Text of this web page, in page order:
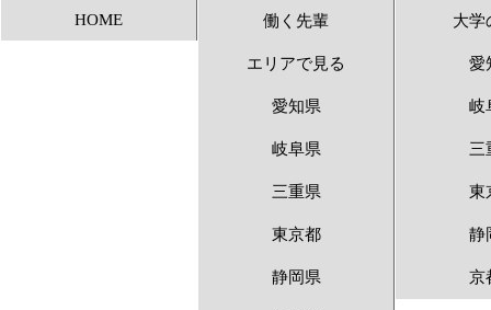
アンビシャス 〜
HOME 働く先輩
エリアで見る
愛知県
岐阜県
三重県
東京都
静岡県
大学
愛
岐
三
東
静
京